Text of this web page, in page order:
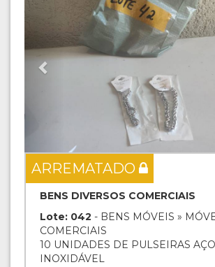
ARREMATADO
BENS DIVERSOS COMERCIAIS
Lote: 042 - BENS MÓVEIS »
COMERCIAIS
10 UNIDADES DE PULSEIRAS AÇO
INOXIDÁVEL